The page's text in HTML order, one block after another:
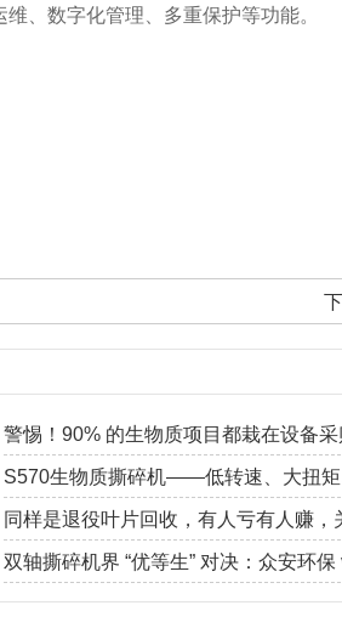
、数字化管理、多重保护等功能。
警惕！90% 的生物质项目都栽在设备采
踩一个坑，每天少赚几万块
S570生物质撕碎机——低转速、大扭矩
动，可稳定处理园林垃圾
同样是退役叶片回收，有人亏有人赚，
纤怎么“留”
双轴撕碎机界 “优等生” 对决：众安环保
平均，差距到底有多大？